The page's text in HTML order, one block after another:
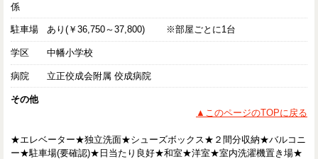
係
駐車場 あり(￥36,750～37,800) ※部屋ごとに1台
学区 中幡小学校
病院 立正佼成会附属 佼成病院
その他
▲このページのTOPに戻る
★エレベーター★独立洗面★シューズボックス★２間分収納★バルコニ
ー★駐車場(要確認)★日当たり良好★和室★洋室★室内洗濯機置き場★